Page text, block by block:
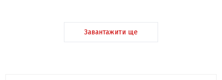
Завантажити ще